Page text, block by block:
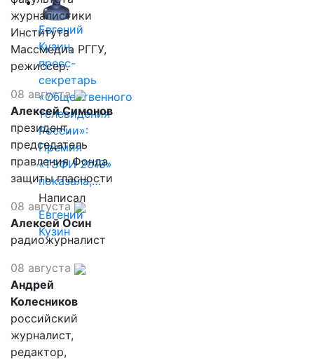
Евгений
Кузин,
пресс-
секретарь
«Общественного
телевидения
России»:
Премия
«ТЭФИ 2019»
показала,…
Написал
Евгений
Кузин
журналистики
Института
Массмедиа РГГУ,
режиссер.
08 августа
Алексей Симонов
президент,
председатель
правления Фонда
защиты гласности
08 августа
Алексей Осин
радиожурналист
08 августа
Андрей
Колесников
российский
журналист,
редактор,